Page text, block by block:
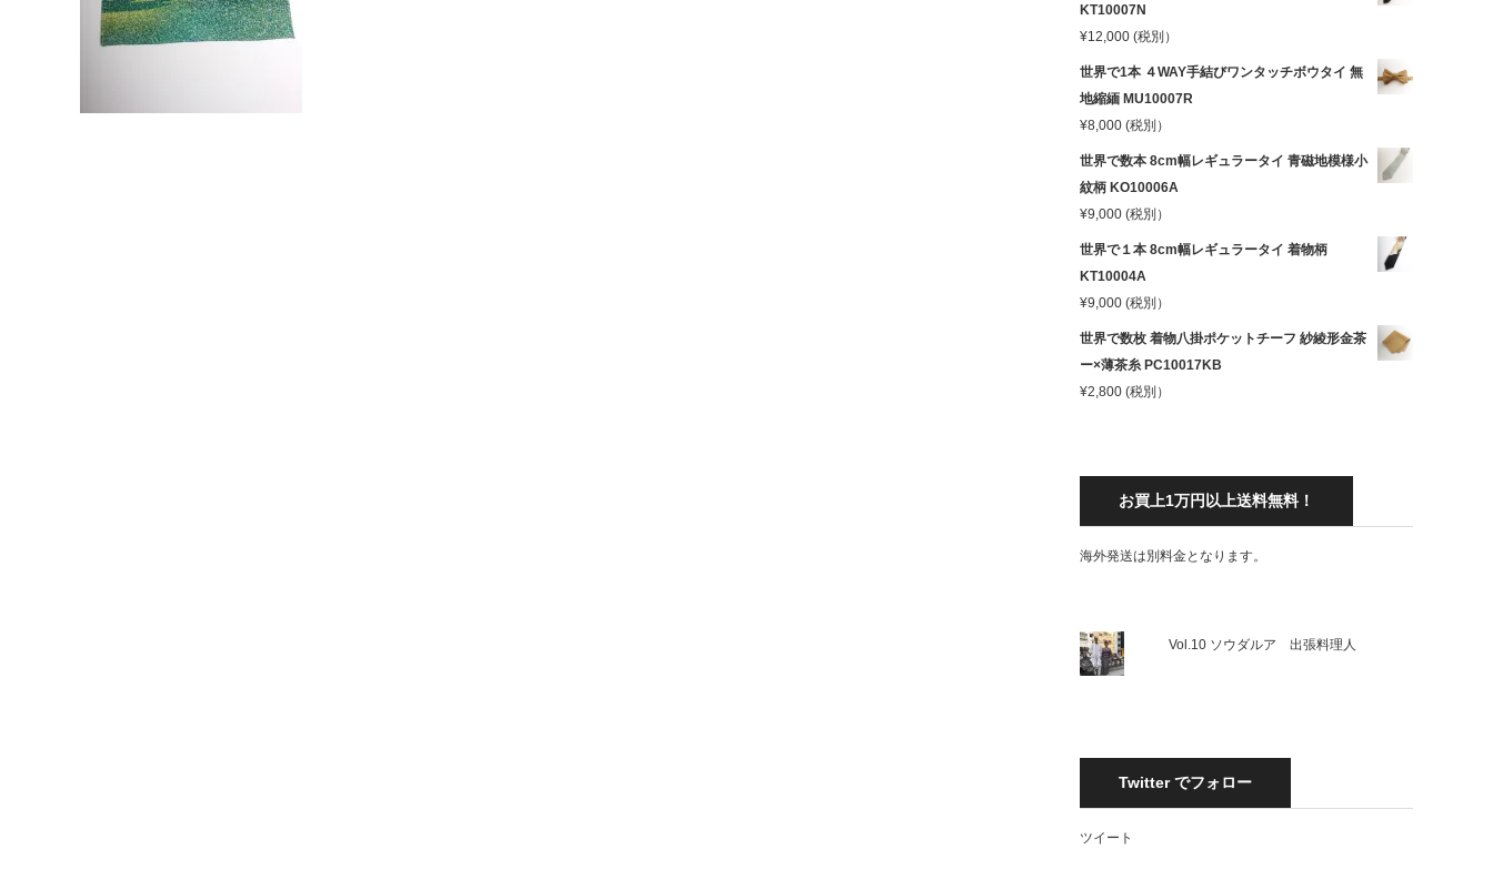
KT10007N
¥12,000 (税別）
世界で1本 ４WAY手結びワンタッチボウタイ 無
地縮緬 MU10007R
¥8,000 (税別）
世界で数本 8cm幅レギュラータイ 青磁地模様小
紋柄 KO10006A
¥9,000 (税別）
世界で１本 8cm幅レギュラータイ 着物柄
KT10004A
¥9,000 (税別）
世界で数枚 着物八掛ポケットチーフ 紗綾形金茶
ー×薄茶糸 PC10017KB
¥2,800 (税別）
お買上1万円以上送料無料！
海外発送は別料金となります。
Vol.10 ソウダルア 出張料理人
Twitter でフォロー
ツイート